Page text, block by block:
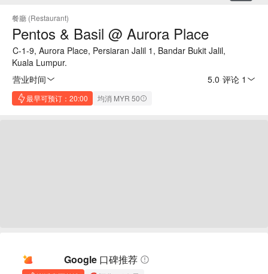
餐廳 (Restaurant)
Pentos & Basil @ Aurora Place
C-1-9, Aurora Place, Persiaran Jalil 1, Bandar Bukit Jalil,
Kuala Lumpur.
营业时间
5.0 评论 1
最早可预订：20:00 均消 MYR 50
Google 口碑推荐